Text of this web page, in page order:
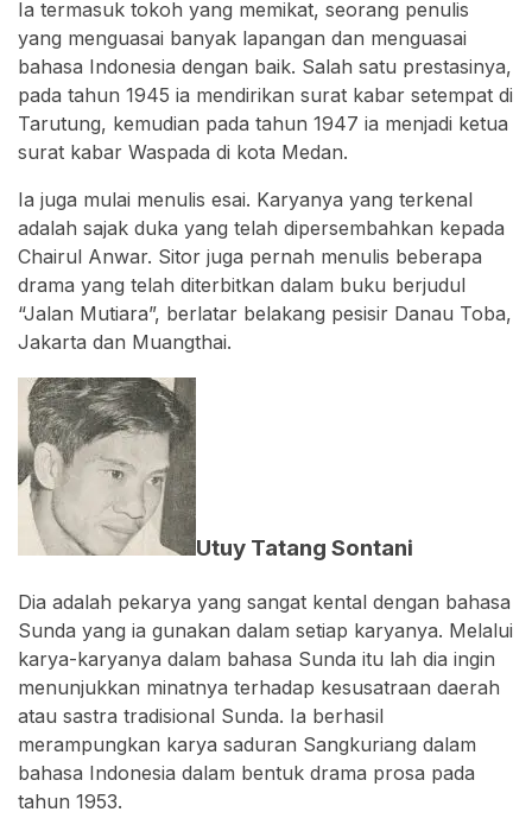
Ia termasuk tokoh yang memikat, seorang penulis
yang menguasai banyak lapangan dan menguasai
bahasa Indonesia dengan baik. Salah satu prestasinya,
pada tahun 1945 ia mendirikan surat kabar setempat di
Tarutung, kemudian pada tahun 1947 ia menjadi ketua
surat kabar Waspada di kota Medan.
Ia juga mulai menulis esai. Karyanya yang terkenal
adalah sajak duka yang telah dipersembahkan kepada
Chairul Anwar. Sitor juga pernah menulis beberapa
drama yang telah diterbitkan dalam buku berjudul
“Jalan Mutiara”, berlatar belakang pesisir Danau Toba,
Jakarta dan Muangthai.
Utuy Tatang Sontani
Dia adalah pekarya yang sangat kental dengan bahasa
Sunda yang ia gunakan dalam setiap karyanya. Melalui
karya-karyanya dalam bahasa Sunda itu lah dia ingin
menunjukkan minatnya terhadap kesusatraan daerah
atau sastra tradisional Sunda. Ia berhasil
merampungkan karya saduran Sangkuriang dalam
bahasa Indonesia dalam bentuk drama prosa pada
tahun 1953.